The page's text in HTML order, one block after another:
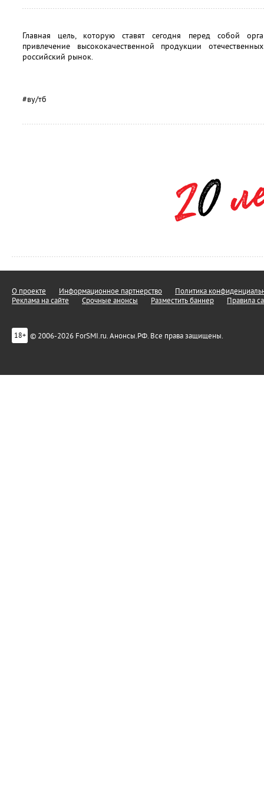
Главная цель, которую ставят сегодня перед собой
привлечение высококачественной продукции
российский рынок.
#ву/тб
О проекте Информационное партнерство
Политика
Реклама на сайте
Срочные анонсы Разместить баннер Правила
18+ © 2006-2026 ForSMI.ru. Анонсы.РФ. Все права защищены.